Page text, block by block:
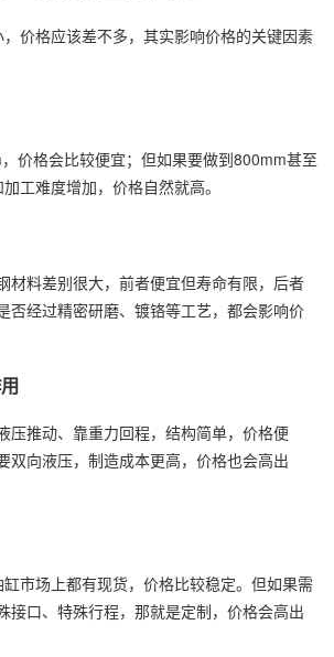
价格应该差不多，其实影响价格的关键因素
价格会比较便宜；但如果要做到800mm甚至
工难度增加，价格自然就高。
材料差别很大，前者便宜但寿命有限，后者
否经过精密研磨、镀铬等工艺，都会影响价
压推动、靠重力回程，结构简单，价格便
双向液压，制造成本更高，价格也会高出
市场上都有现货，价格比较稳定。但如果需
接口、特殊行程，那就是定制，价格会高出